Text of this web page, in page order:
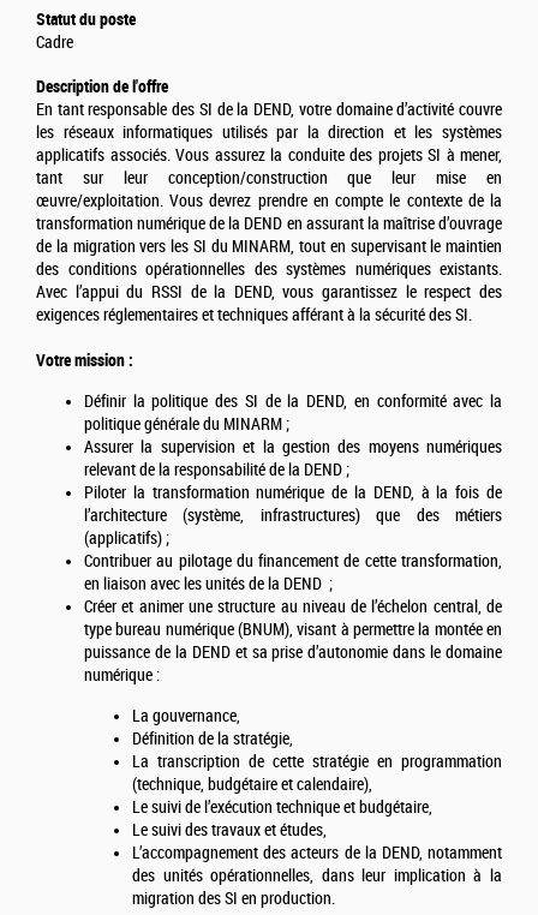
Statut du poste
Cadre
Description de l'offre
En tant responsable des SI de la DEND, votre domaine d’activité couvre
les réseaux informatiques utilisés par la direction et les systèmes
applicatifs associés. Vous assurez la conduite des projets SI à mener,
tant sur leur conception/construction que leur mise en
œuvre/exploitation. Vous devrez prendre en compte le contexte de la
transformation numérique de la DEND en assurant la maîtrise d’ouvrage
de la migration vers les SI du MINARM, tout en supervisant le maintien
des conditions opérationnelles des systèmes numériques existants.
Avec l’appui du RSSI de la DEND, vous garantissez le respect des
exigences réglementaires et techniques afférant à la sécurité des SI.
Votre mission :
Définir la politique des SI de la DEND, en conformité avec la
politique générale du MINARM ;
Assurer la supervision et la gestion des moyens numériques
relevant de la responsabilité de la DEND ;
Piloter la transformation numérique de la DEND, à la fois de
l’architecture (système, infrastructures) que des métiers
(applicatifs) ;
Contribuer au pilotage du financement de cette transformation,
en liaison avec les unités de la DEND ;
Créer et animer une structure au niveau de l’échelon central, de
type bureau numérique (BNUM), visant à permettre la montée en
puissance de la DEND et sa prise d’autonomie dans le domaine
numérique :
La gouvernance,
Définition de la stratégie,
La transcription de cette stratégie en programmation
(technique, budgétaire et calendaire),
Le suivi de l’exécution technique et budgétaire,
Le suivi des travaux et études,
L’accompagnement des acteurs de la DEND, notamment
des unités opérationnelles, dans leur implication à la
migration des SI en production.